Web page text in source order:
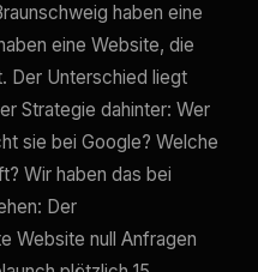
haben eine
eine Website, die
Der Unterschied liegt
Strategie dahinter: Wer
sie bei Google? Welche
Wir haben das bei
Der
Website null Anfragen